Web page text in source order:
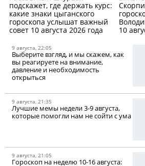
подскажет, где держать курс:
какие знаки цыганского
гороскопа услышат важный
совет 10 августа 2026 года
10
9 августа, 22:05
Выберите взгляд, и мы скажем, как
вы реагируете на внимание,
давление и необходимость
открыться
9 августа, 21:35
Лучшие мемы недели 3-9 августа,
которые помогли нам не сойти с ума
9 августа, 21:05
Гороскоп на неделю 10-16 августа: